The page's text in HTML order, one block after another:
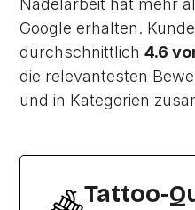
Nadelarbeit hat mehr
Google erhalten.
durchschnittlich4.6
die relevantesten
und in Kategorien
Tattoo-